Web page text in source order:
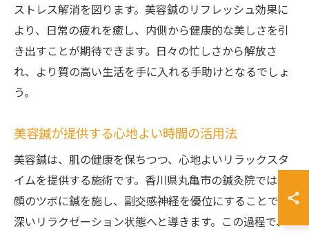
ストレス解消を図ります。美容鍼のリフレッシュ効果に
より、日常の疲れを癒し、内側から健康的な美しさを引
き出すことが期待できます。日々の忙しさから解放さ
れ、より質の高い生活を手に入れる手助けとなるでしょ
う。
美容鍼が提供する心地よい時間の活用法
美容鍼は、肌の健康を保ちつつ、心地よいリラックスタ
イムを提供する施術です。香川県丸亀市の鍼灸院では、
顔のツボに鍼を施し、副交感神経を優位にすることで、
深いリラクゼーション状態へと導きます。この過程で、